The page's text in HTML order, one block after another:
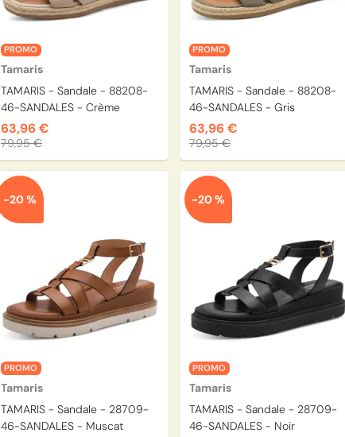
PROMO
Tamaris
TAMARIS - Sandale - 88208-
46-SANDALES - Crème
63,96 €
79,95 €
PROMO
Tamaris
TAMARIS - Sandale - 88208-
46-SANDALES - Gris
63,96 €
79,95 €
PROMO
Tamaris
TAMARIS - Sandale - 28709-
46-SANDALES - Muscat
-20 %
PROMO
Tamaris
TAMARIS - Sandale - 28709-
46-SANDALES - Noir
-20 %